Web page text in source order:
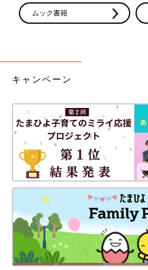
ムック書籍
キャンペーン